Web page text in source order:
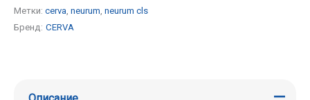
Метки: cerva neurum neurum cls
Бренд: CERVA